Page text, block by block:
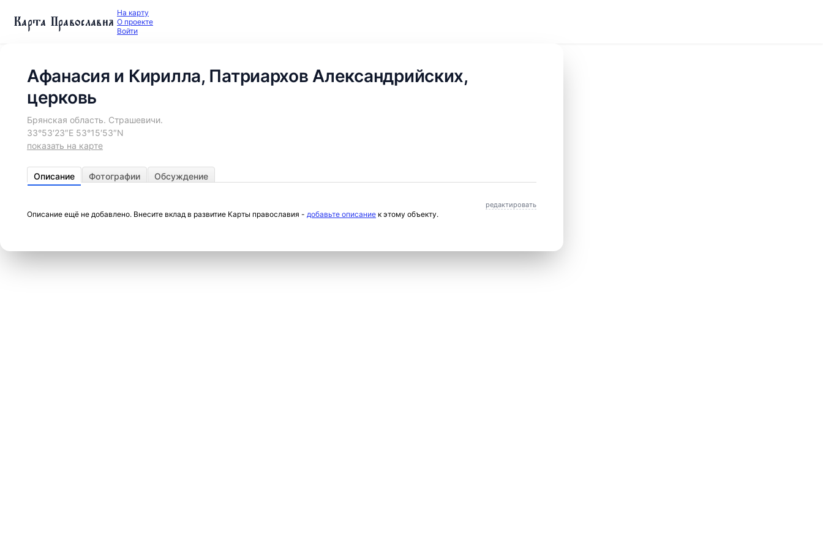
Карта Православия На карту
О проекте
Войти
Афанасия и Кирилла, Патриархов Александрийских,
церковь
Брянская область. Страшевичи.
33°53′23″E 53°15′53″N
показать на карте
Описание Фотографии Обсуждение
редактировать
Описание ещё не добавлено. Внесите вклад в развитие Карты православия - добавьте описание к этому объекту.